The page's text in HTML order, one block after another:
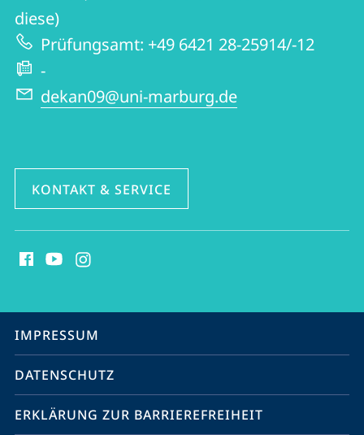
diese)
Prüfungsamt: +49 6421 28-25914/-12
-
dekan09@uni-marburg.de
KONTAKT & SERVICE
Media
Service-
Navigation
IMPRESSUM
DATENSCHUTZ
ERKLÄRUNG ZUR BARRIEREFREIHEIT